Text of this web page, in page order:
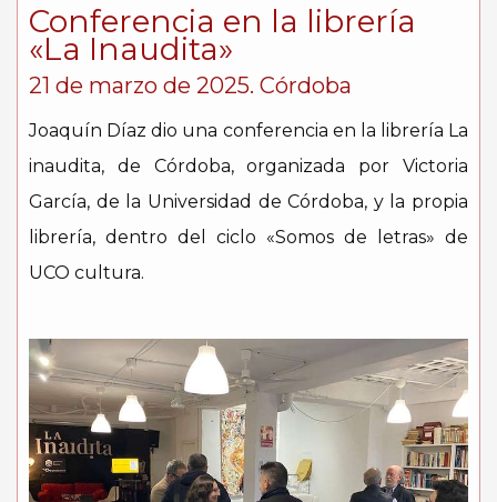
Conferencia en la librería
«La Inaudita»
21 de marzo de 2025. Córdoba
Joaquín Díaz dio una conferencia en la librería La
inaudita, de Córdoba, organizada por Victoria
García, de la Universidad de Córdoba, y la propia
librería, dentro del ciclo «Somos de letras» de
UCO cultura.